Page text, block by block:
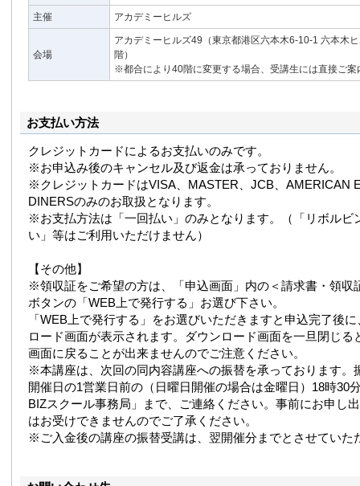
主催 アカデミーヒルズ
会場
アカデミーヒルズ49（東京都港区六本木6-10-1 六本木
階）
※都合により40階に変更する場合、受講生には直接ご案
お支払い方法
クレジットカードによるお支払いのみです。
※お申込み後のキャンセル及び返金は承っておりません。
※クレジットカードはVISA、MASTER、JCB、AMERICAN
DINERSのみのお取扱となります。
※お支払方法は「一回払い」のみとなります。（「リボルビ
い」等はご利用いただけません）
【その他】
※領収証をご希望の方は、「申込画面」内の＜請求書・領収
ボタンの「WEB上で発行する」お選び下さい。
「WEB上で発行する」をお選びいただきますと申込完了後
ロード画面が表示されます。ダウンロード画面を一旦閉じる
画面に戻ることが出来ませんのでご注意ください。
※本講座は、次回の同内容講座への振替を承っております。
開催日の1営業日前の（日曜日開催の場合は金曜日）18時30
BIZスクール事務局」まで、ご連絡ください。事前にお申し
はお受けできませんのでご了承ください。
※ご入金後の講座の振替受講は、翌開催分までとさせていた